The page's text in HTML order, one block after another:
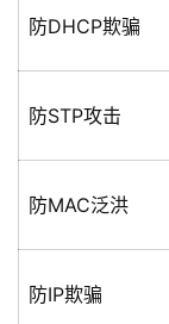
防DHCP欺骗
防STP攻击
防MAC泛洪
防IP欺骗